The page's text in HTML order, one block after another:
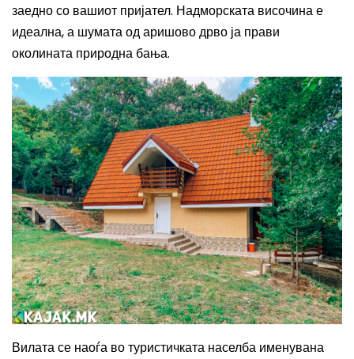
заедно со вашиот пријател. Надморската височина е
идеална, а шумата од аришово дрво ја прави
околината природна бања.
Вилата се наоѓа во туристичката населба именувана